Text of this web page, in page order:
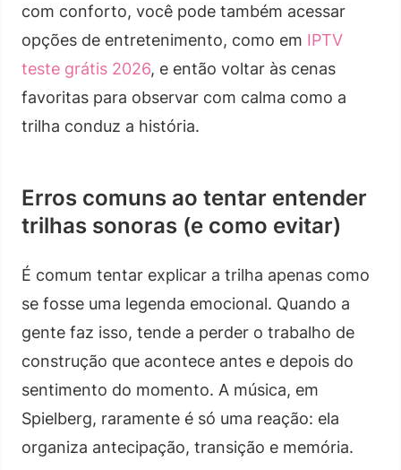
com conforto, você pode também acessar
opções de entretenimento, como em IPTV
teste grátis 2026, e então voltar às cenas
favoritas para observar com calma como a
trilha conduz a história.
Erros comuns ao tentar entender
trilhas sonoras (e como evitar)
É comum tentar explicar a trilha apenas como
se fosse uma legenda emocional. Quando a
gente faz isso, tende a perder o trabalho de
construção que acontece antes e depois do
sentimento do momento. A música, em
Spielberg, raramente é só uma reação: ela
organiza antecipação, transição e memória.